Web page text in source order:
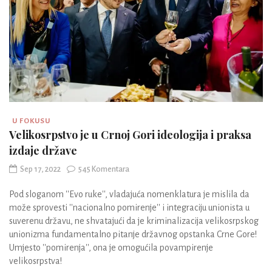
U FOKUSU
Velikosrpstvo je u Crnoj Gori ideologija i praksa
izdaje države
Sep 17, 2022 545 Komentara
Pod sloganom ''Evo ruke'', vladajuća nomenklatura je mislila da
može sprovesti ''nacionalno pomirenje'' i integraciju unionista u
suverenu državu, ne shvatajući da je kriminalizacija velikosrpskog
unionizma fundamentalno pitanje državnog opstanka Crne Gore!
Umjesto ''pomirenja'', ona je omogućila povampirenje
velikosrpstva!